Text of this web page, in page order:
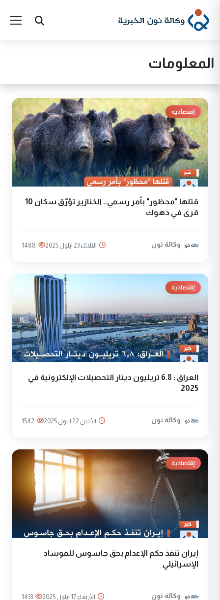
المعلومات
إقتصادية
قتلها "محظور" بأمر رسمي.. الخنازير تؤرّق سكان 10
قرى في دهوك
وكالة نون الثلاثاء 23 ايلول 2025 1488
إقتصادية
العراق : 6.8 تريليون دينار التحصيلات الإلكترونية في
2025
وكالة نون الأثنين 22 ايلول 2025 1542
إقتصادية
إيران تنفذ حكم الإعدام بحق جاسوس للموساد
الإسرائيلي
وكالة نون الأربعاء 17 ايلول 2025 1433